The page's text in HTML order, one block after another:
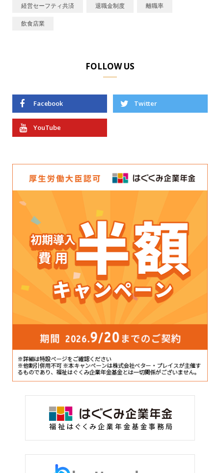
経営セーフティ共済 退職金制度 離職率
飲食店業
FOLLOW US
Facebook Twitter
YouTube